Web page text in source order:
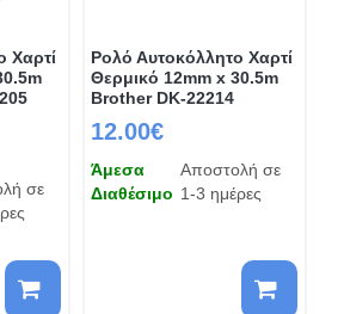
Χαρτί
σε
Ρολό Αυτοκόλλητο Χαρτί
Θερμικό 12mm x 30.5m
Brother DK-22214
12.00€
Άμεσα
Διαθέσιμο
Αποστολή σε
1-3 ημέρες